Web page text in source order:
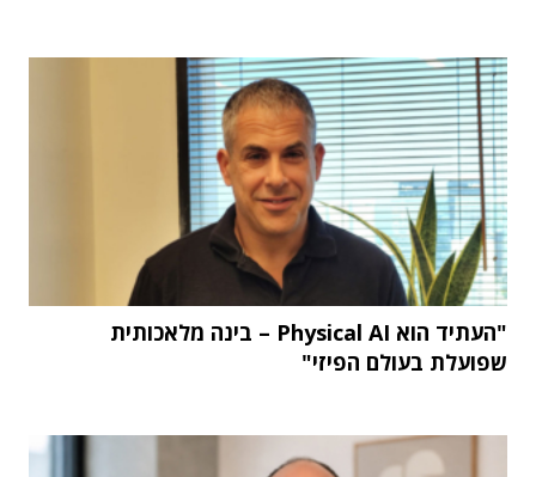
"העתיד הוא Physical AI – בינה מלאכותית
שפועלת בעולם הפיזי"